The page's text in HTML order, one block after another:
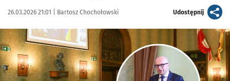
Data publikacji:
26.03.2026 21:01 | Autor:
Bartosz Chochołowski Udostępnijartykuł
Kliknij, aby powiększyć